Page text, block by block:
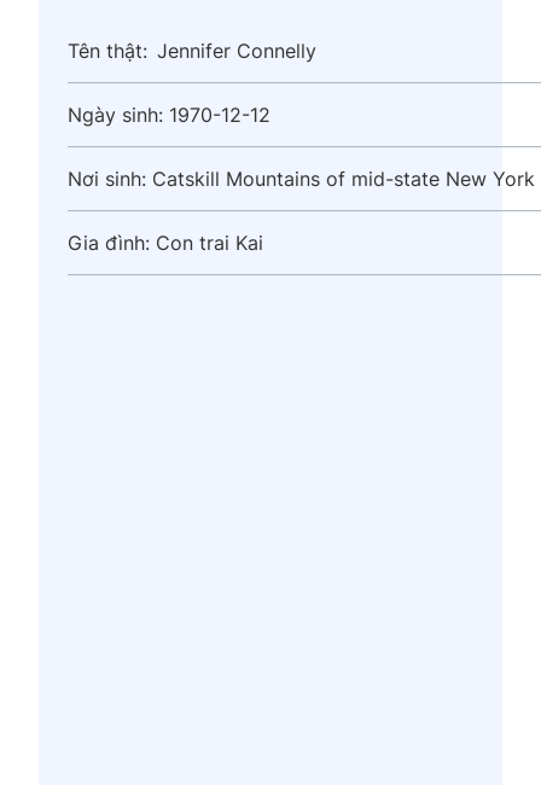
Tên thật: Jennifer Connelly
Ngày sinh: 1970-12-12
Nơi sinh: Catskill Mountains of mid-state New York
Gia đình: Con trai Kai